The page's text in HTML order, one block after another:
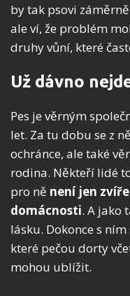
by tak psovi
ale ví, že problém
druhy vůní, které
Už dávno
Pes je věrným
let. Za tu dobu se z
ochránce, ale také
rodina. Někteří lidé
pro ně není jen
domácnosti. A jako
lásku. Dokonce s
které pečou dorty
mohou ublížit.